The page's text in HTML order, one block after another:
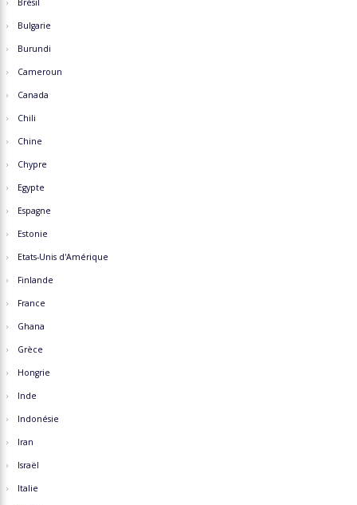
Brésil
Bulgarie
Burundi
Cameroun
Canada
Chili
Chine
Chypre
Egypte
Espagne
Estonie
Etats-Unis d'Amérique
Finlande
France
Ghana
Grèce
Hongrie
Inde
Indonésie
Iran
Israël
Italie